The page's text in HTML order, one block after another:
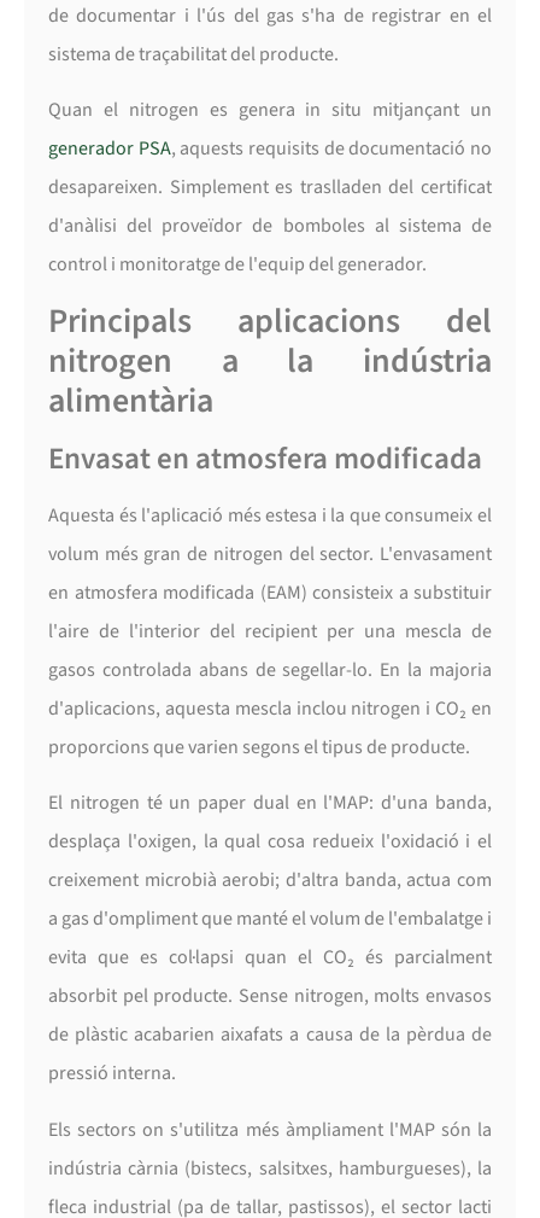
de documentar i l'ús del gas s'ha de registrar en el
sistema de traçabilitat del producte.
Quan el nitrogen es genera in situ mitjançant un
generador PSA, aquests requisits de documentació no
desapareixen. Simplement es traslladen del certificat
d'anàlisi del proveïdor de bomboles al sistema de
control i monitoratge de l'equip del generador.
Principals aplicacions del
nitrogen a la indústria
alimentària
Envasat en atmosfera modificada
Aquesta és l'aplicació més estesa i la que consumeix el
volum més gran de nitrogen del sector. L'envasament
en atmosfera modificada (EAM) consisteix a substituir
l'aire de l'interior del recipient per una mescla de
gasos controlada abans de segellar-lo. En la majoria
d'aplicacions, aquesta mescla inclou nitrogen i CO₂ en
proporcions que varien segons el tipus de producte.
El nitrogen té un paper dual en l'MAP: d'una banda,
desplaça l'oxigen, la qual cosa redueix l'oxidació i el
creixement microbià aerobi; d'altra banda, actua com
a gas d'ompliment que manté el volum de l'embalatge i
evita que es col·lapsi quan el CO₂ és parcialment
absorbit pel producte. Sense nitrogen, molts envasos
de plàstic acabarien aixafats a causa de la pèrdua de
pressió interna.
Els sectors on s'utilitza més àmpliament l'MAP són la
indústria càrnia (bistecs, salsitxes, hamburgueses), la
fleca industrial (pa de tallar, pastissos), el sector lacti